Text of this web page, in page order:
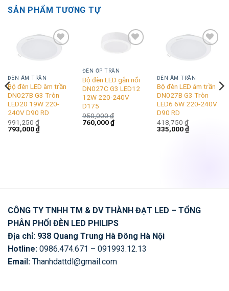
SẢN PHẨM TƯƠNG TỰ
wishlist
ĐÈN ÂM TRẦN
Bộ đèn LED âm trần
DN027B G3 Tròn
LED20 19W 220-
240V D90 RD
991,250₫
Giá
793,000₫Giá
hiện
Add to
ĐÈN ỐP TRẦN
Bộ đèn LED gắn nổi
DN027C G3 LED12
12W 220-240V
D175
950,000₫
Giá
760,000₫Giá
hiện
wishlist
ĐÈN ÂM TRẦN
Bộ đèn LED âm trần
DN027B G3 Tròn
LED6 6W 220-240V
D90 RD
418,750₫
Giá
335,000₫Giá
hiện
CÔNG TY TNHH TM & DV THÀNH ĐẠT LED – TỔNG
PHÂN PHỐI ĐÈN LED PHILIPS
Địa chỉ: 938 Quang Trung Hà Đông Hà Nội
Hotline: 0986.474.671 – 091993.12.13
Email: Thanhdattdl@gmail.com